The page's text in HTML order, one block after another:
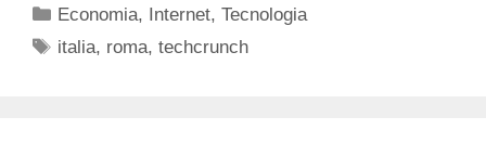
Categorie
Economia, Internet,Tecnologia
Tag
italia, roma,techcrunch